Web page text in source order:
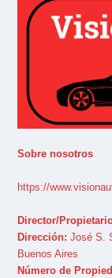
Sobre nosotros
https://
Director/
Dirección: José S.
Buenos Aires
Número de